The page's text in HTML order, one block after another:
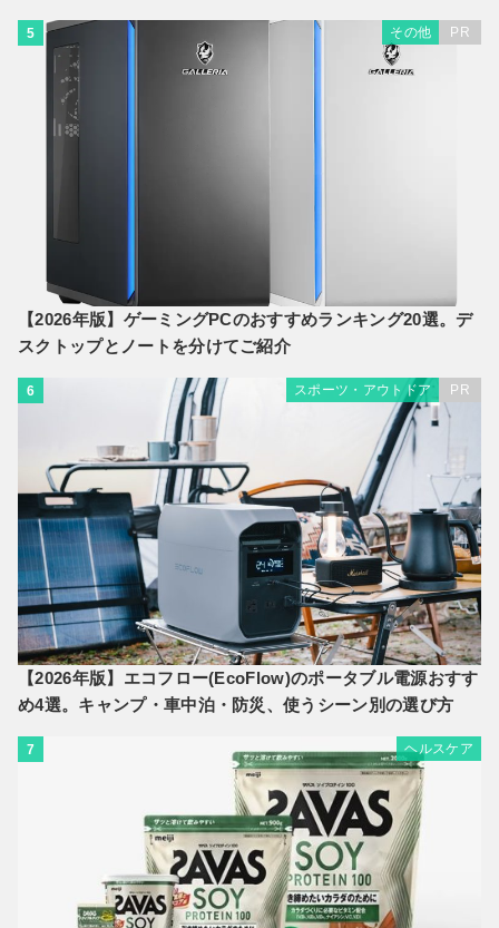
5 その他 PR
【2026年版】ゲーミングPCのおすすめランキング20選。デ
スクトップとノートを分けてご紹介
6 スポーツ・アウトドア PR
【2026年版】エコフロー(EcoFlow)のポータブル電源おすす
め4選。キャンプ・車中泊・防災、使うシーン別の選び方
7 ヘルスケア